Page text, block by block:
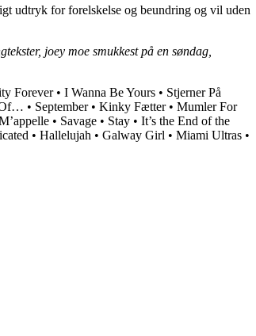
udtryk for forelskelse og beundring og vil uden
joey moe smukkest på en søndag,
Forever• I Wanna Be Yours • Stjerner På
Of… • September• Kinky Fætter• Mumler For
• Savage • Stay • It’s the End of the
• Hallelujah • Galway Girl • Miami Ultras •